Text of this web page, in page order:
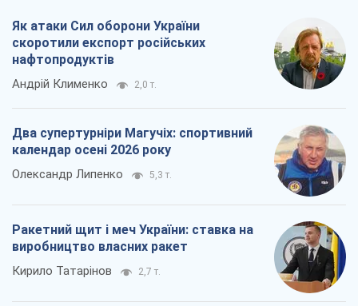
Як атаки Сил оборони України
скоротили експорт російських
нафтопродуктів
Андрій Клименко 2,0 т.
Два супертурніри Магучіх: спортивний
календар осені 2026 року
Олександр Липенко 5,3 т.
Ракетний щит і меч України: ставка на
виробництво власних ракет
Кирило Татарінов 2,7 т.